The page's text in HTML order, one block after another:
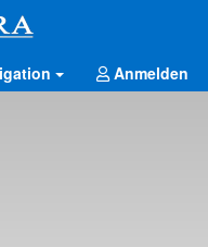
Anmelden